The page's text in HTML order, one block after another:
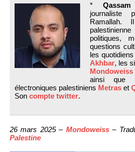
*
journaliste
Ramallah.
politiques,
questions
les
Akhbar, les
Mondoweiss
ainsi que
électroniques palestiniens Metras et
Son compte twitter.
26 mars 2025 – Mondoweiss–
Palestine